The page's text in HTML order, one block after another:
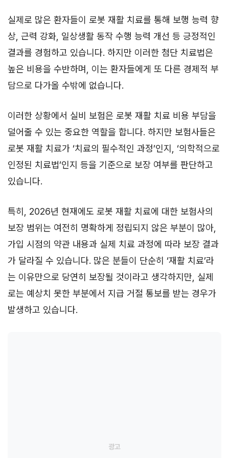
실제로 많은 환자들이 로봇 재활 치료를 통해 보행 능력 향
상, 근력 강화, 일상생활 동작 수행 능력 개선 등 긍정적인
결과를 경험하고 있습니다. 하지만 이러한 첨단 치료법은
높은 비용을 수반하며, 이는 환자들에게 또 다른 경제적 부
담으로 다가올 수밖에 없습니다.
이러한 상황에서 실비 보험은 로봇 재활 치료 비용 부담을
덜어줄 수 있는 중요한 역할을 합니다. 하지만 보험사들은
로봇 재활 치료가 ‘치료의 필수적인 과정’인지, ‘의학적으로
인정된 치료법’인지 등을 기준으로 보장 여부를 판단하고
있습니다.
특히, 2026년 현재에도 로봇 재활 치료에 대한 보험사의
보장 범위는 여전히 명확하게 정립되지 않은 부분이 많아,
가입 시점의 약관 내용과 실제 치료 과정에 따라 보장 결과
가 달라질 수 있습니다. 많은 분들이 단순히 ‘재활 치료’라
는 이유만으로 당연히 보장될 것이라고 생각하지만, 실제
로는 예상치 못한 부분에서 지급 거절 통보를 받는 경우가
발생하고 있습니다.